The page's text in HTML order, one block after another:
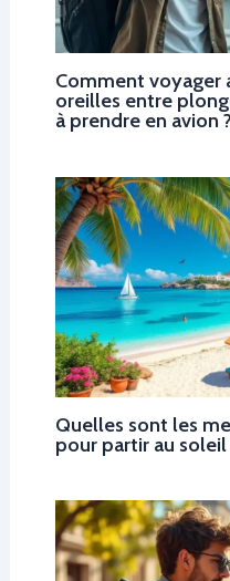
Comment voyager
oreilles entre
à prendre en avion ?
Quelles sont les
pour partir au